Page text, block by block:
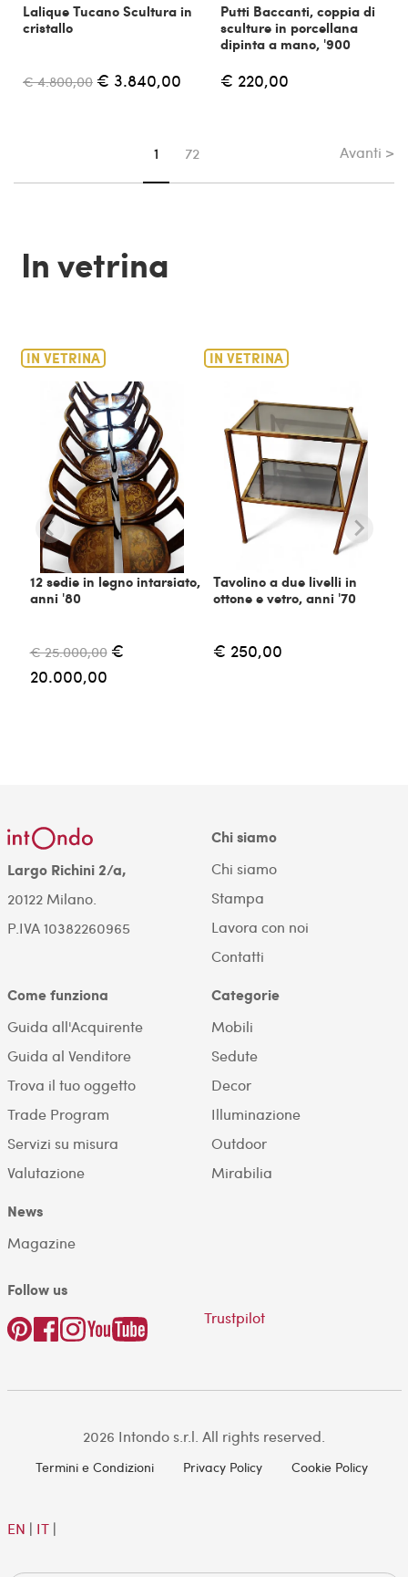
Lalique Tucano Scultura in
cristallo
€ 4.800,00 € 3.840,00
Putti Baccanti, coppia di
sculture in porcellana
dipinta a mano, '900
€ 220,00
Sei su pagina
1 72 Avanti >
In vetrina
IN VETRINA
12 sedie in legno intarsiato,
anni '80
€ 25.000,00 €
20.000,00
IN VETRINA
Tavolino a due livelli in
ottone e vetro, anni '70
€ 250,00
Largo Richini 2/a,
20122 Milano.
P.IVA 10382260965
Chi siamo
Chi siamo
Stampa
Lavora con noi
Contatti
Come funziona
Guida all'Acquirente
Guida al Venditore
Trova il tuo oggetto
Trade Program
Servizi su misura
Valutazione
Categorie
Mobili
Sedute
Decor
Illuminazione
Outdoor
Mirabilia
News
Magazine
Follow us
Trustpilot
2026 Intondo s.r.l. All rights reserved.
Termini e Condizioni Privacy Policy Cookie Policy
EN | IT|